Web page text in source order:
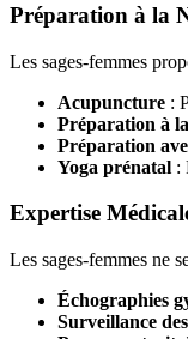
Préparation à la
Les sages-femmes
Acupuncture :
Préparation à
Préparation
Yoga prénatal :
Expertise
Les sages-femmes ne
Échographies
Surveillance